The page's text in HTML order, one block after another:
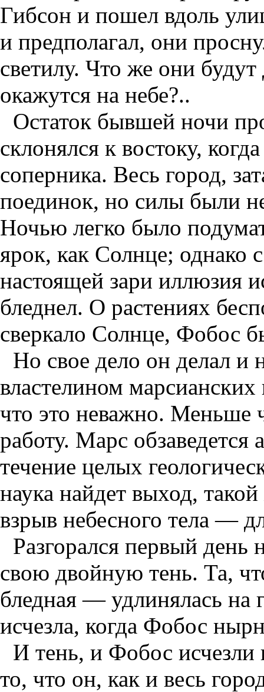
Гибсон и пошел вдоль
и предполагал, они
светилу. Что же они
окажутся на небе?..
Остаток бывшей ночи
склонялся к востоку,
соперника. Весь город,
поединок, но силы были
Ночью легко было
ярок, как Солнце; однако
настоящей зари иллюзия
бледнел. О растениях
сверкало Солнце, Фобос
Но свое дело он делал и
властелином
что это неважно. Меньше
работу. Марс обзаведется
течение целых
наука найдет выход,
взрыв небесного тела —
Разгорался первый
свою двойную тень. Та,
бледная — удлинялась на
исчезла, когда Фобос
И тень, и Фобос исчезли
то, что он, как и весь